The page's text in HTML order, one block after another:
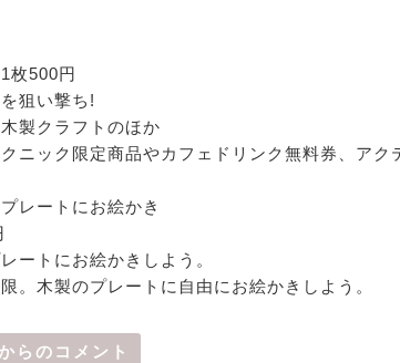
枚500円
狙い撃ち!
製クラフトのほか
ニック限定商品やカフェドリンク無料券、アク
レートにお絵かき
ートにお絵かきしよう。
。木製のプレートに自由にお絵かきしよう。
らのコメント